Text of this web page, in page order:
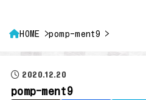
HOME pomp-ment9
2020.12.20
pomp-ment9